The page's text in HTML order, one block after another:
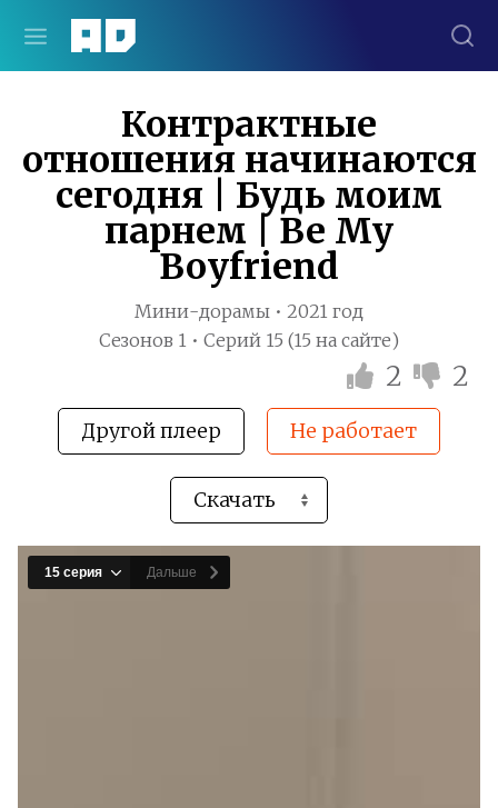
Контрактные
отношения начинаются
сегодня | Будь моим
парнем | Be My
Boyfriend
Мини-дорамы • 2021 год
Сезонов 1 • Серий 15 (15 на сайте)
2 2
Другой плеер Не работает